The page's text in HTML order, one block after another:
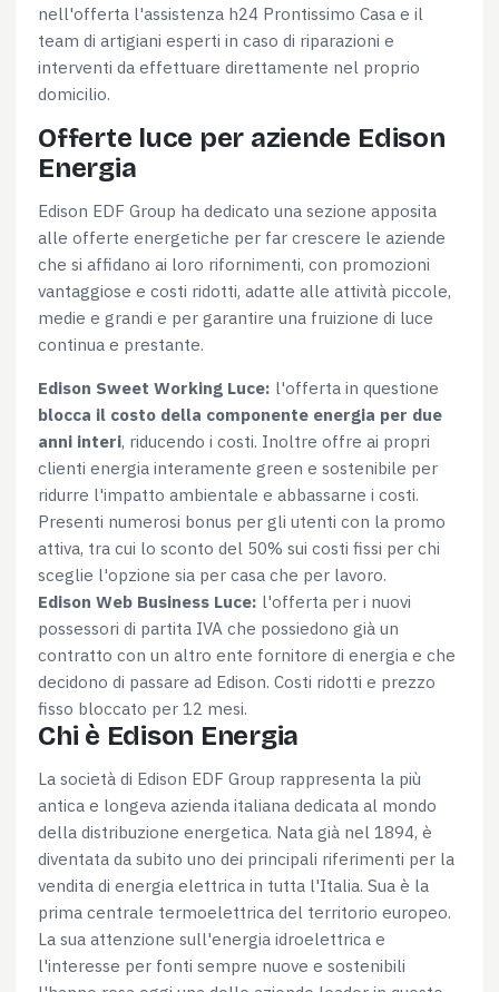
nell'offerta l'assistenza h24 Prontissimo Casa e il
team di artigiani esperti in caso di riparazioni e
interventi da effettuare direttamente nel proprio
domicilio.
Offerte luce per aziende Edison
Energia
Edison EDF Group ha dedicato una sezione apposita
alle offerte energetiche per far crescere le aziende
che si affidano ai loro rifornimenti, con promozioni
vantaggiose e costi ridotti, adatte alle attività piccole,
medie e grandi e per garantire una fruizione di luce
continua e prestante.
Edison Sweet Working Luce: l'offerta in questione
blocca il costo della componente energia per due
anni interi, riducendo i costi. Inoltre offre ai propri
clienti energia interamente green e sostenibile per
ridurre l'impatto ambientale e abbassarne i costi.
Presenti numerosi bonus per gli utenti con la promo
attiva, tra cui lo sconto del 50% sui costi fissi per chi
sceglie l'opzione sia per casa che per lavoro.
Edison Web Business Luce: l'offerta per i nuovi
possessori di partita IVA che possiedono già un
contratto con un altro ente fornitore di energia e che
decidono di passare ad Edison. Costi ridotti e prezzo
fisso bloccato per 12 mesi.
Chi è Edison Energia
La società di Edison EDF Group rappresenta la più
antica e longeva azienda italiana dedicata al mondo
della distribuzione energetica. Nata già nel 1894, è
diventata da subito uno dei principali riferimenti per la
vendita di energia elettrica in tutta l'Italia. Sua è la
prima centrale termoelettrica del territorio europeo.
La sua attenzione sull'energia idroelettrica e
l'interesse per fonti sempre nuove e sostenibili